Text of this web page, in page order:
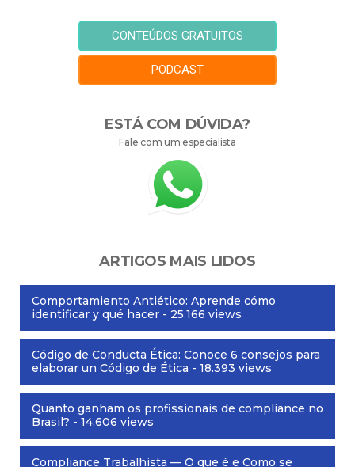
CONTEÚDOS GRATUITOS
PODCAST
ESTÁ COM DÚVIDA?
Fale com um especialista
ARTIGOS MAIS LIDOS
Comportamiento Antiético: Aprende cómo
identificar y qué hacer - 25.166 views
Código de Conducta Ética: Conoce 6 consejos para
elaborar un Código de Ética - 18.393 views
Quanto ganham os profissionais de compliance no
Brasil? - 14.606 views
Compliance Trabalhista — O que é e Como se